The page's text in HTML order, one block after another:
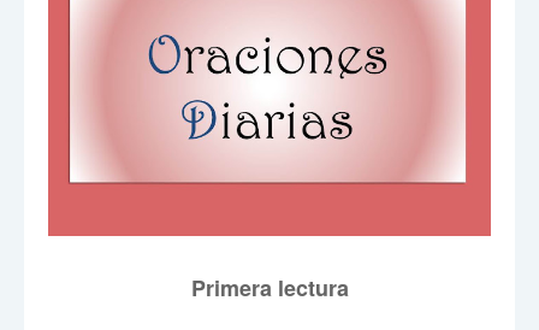
Primera lectura